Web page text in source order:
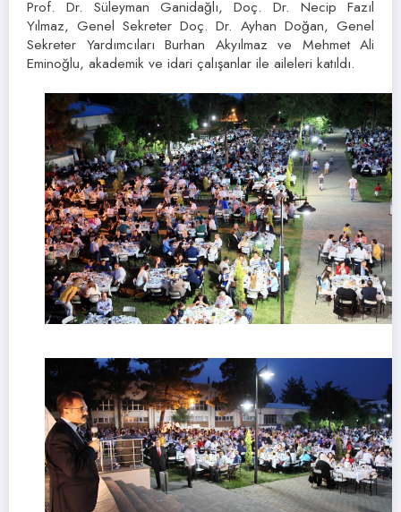
Prof. Dr. Süleyman Ganidağlı, Doç. Dr. Necip Fazıl
Yılmaz, Genel Sekreter Doç. Dr. Ayhan Doğan, Genel
Sekreter Yardımcıları Burhan Akyılmaz ve Mehmet Ali
Eminoğlu, akademik ve idari çalışanlar ile aileleri katıldı.